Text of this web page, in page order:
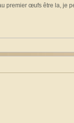
premier œufs être la, je